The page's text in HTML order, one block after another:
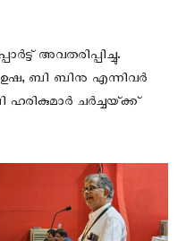
അവതരിപ്പിച്ചു.
ബി ബിനു എന്നിവർ
ഹരികുമാർ ചർച്ചയ്‌ക്ക്‌